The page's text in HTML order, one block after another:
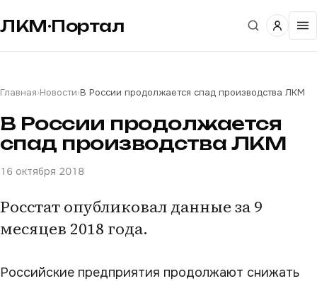
ЛКМ·Портал
Главная›Новости›В России продолжается спад производства ЛКМ
В России продолжается
спад производства ЛКМ
16 октября 2018
Росстат опубликовал данные за 9
месяцев 2018 года.
Российские предприятия продолжают снижать